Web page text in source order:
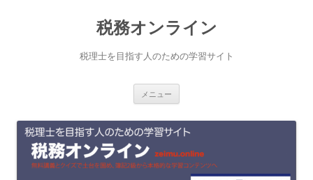
へ
税務オンライン
税理士を目指す人のための学習サイト
メニュー